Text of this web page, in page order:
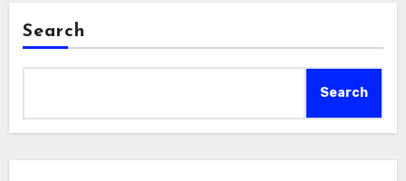
Search
Search